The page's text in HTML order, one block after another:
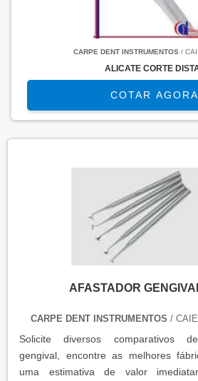
CARPE DENT INSTRUMENTOS /
ALICATE CORTE
COTAR AGORA
AFASTADOR
CARPE DENT INSTRUMENTOS /
Solicite diversos comparativos
gengival, encontre as melhores
uma estimativa de valor